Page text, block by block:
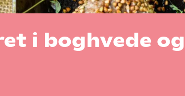
i boghvede og